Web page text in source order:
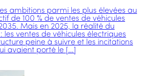
ambitions parmi les plus élevées au
de 100 % de ventes de véhicules
Mais en 2025, la réalité du
ventes de véhicules électriques
peine à suivre et les incitations
avaient porté le […]